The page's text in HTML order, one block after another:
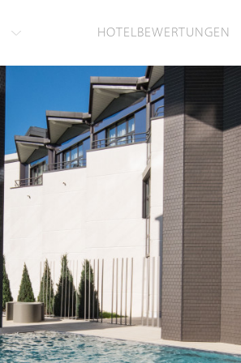
HOTELBEWERTUNGEN